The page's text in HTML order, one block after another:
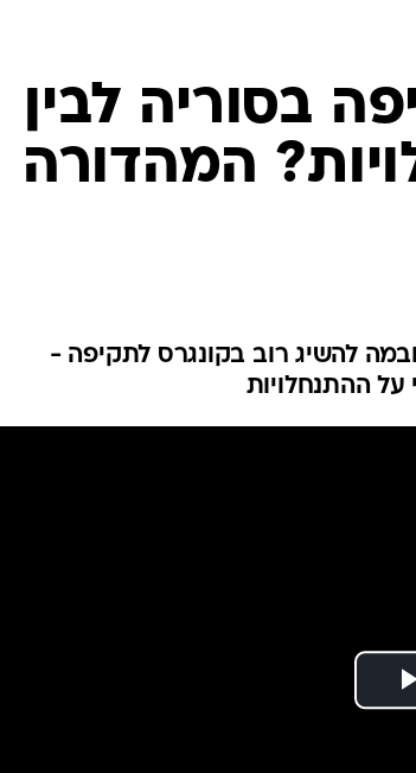
המייל האדום
בסוריה לבין
המהדורה
להשיג רוב בקונגרס לתקיפה -
על ההתנחלויות